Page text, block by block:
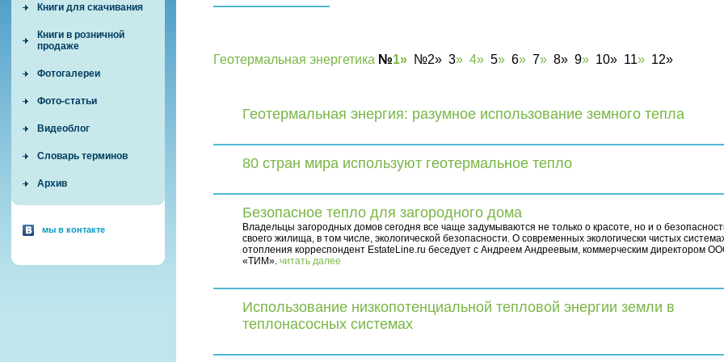
Книги для скачивания
Книги в розничной
продаже
Фотогалереи
Фото-статьи
Видеоблог
Словарь терминов
Архив
мы в контакте
Геотермальная энергетика №1» №2» 3» 4» 5» 6» 7» 8» 9» 10» 11» 12»
Геотермальная энергия: разумное использование земного тепла
80 стран мира используют геотермальное тепло
Безопасное тепло для загородного дома
Владельцы загородных домов сегодня все чаще задумываются не только о красоте, но и о
своего жилища, в том числе, экологической безопасности. О современных экологически чистых
отопления корреспондент EstateLine.ru беседует с Андреем Андреевым, коммерческим директором
«ТИМ». читать далее
Использование низкопотенциальной тепловой энергии земли в
теплонасосных системах